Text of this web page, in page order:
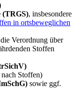
(TRGS), insbesondere
in ortsbeweglichen
Verordnung über
Stoffen
Stoffen)
sowie ggf.